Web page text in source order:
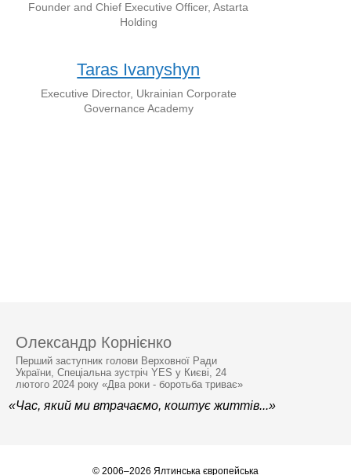
Founder and Chief Executive Officer, Astarta
Holding
Taras Ivanyshyn
Executive Director, Ukrainian Corporate
Governance Academy
Олександр Корнієнко
Перший заступник голови Верховної Ради
України, Спеціальна зустріч YES у Києві, 24
лютого 2024 року «Два роки - боротьба триває»
«Час, який ми втрачаємо, коштує життів...»
© 2006–2026 Ялтинська європейська